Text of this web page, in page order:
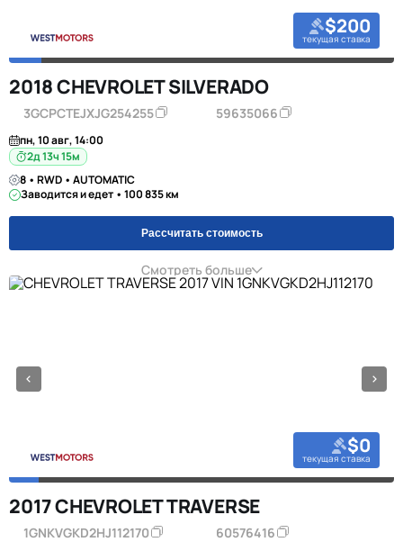
$200
текущая ставка
2018 CHEVROLET SILVERADO
3GCPCTEJXJG254255 59635066
пн, 10 авг, 14:00
2д 13ч 15м
8 • RWD • AUTOMATIC
Заводится и едет • 100 835 км
Рассчитать стоимость
Смотреть больше
$0
текущая ставка
2017 CHEVROLET TRAVERSE
1GNKVGKD2HJ112170 60576416